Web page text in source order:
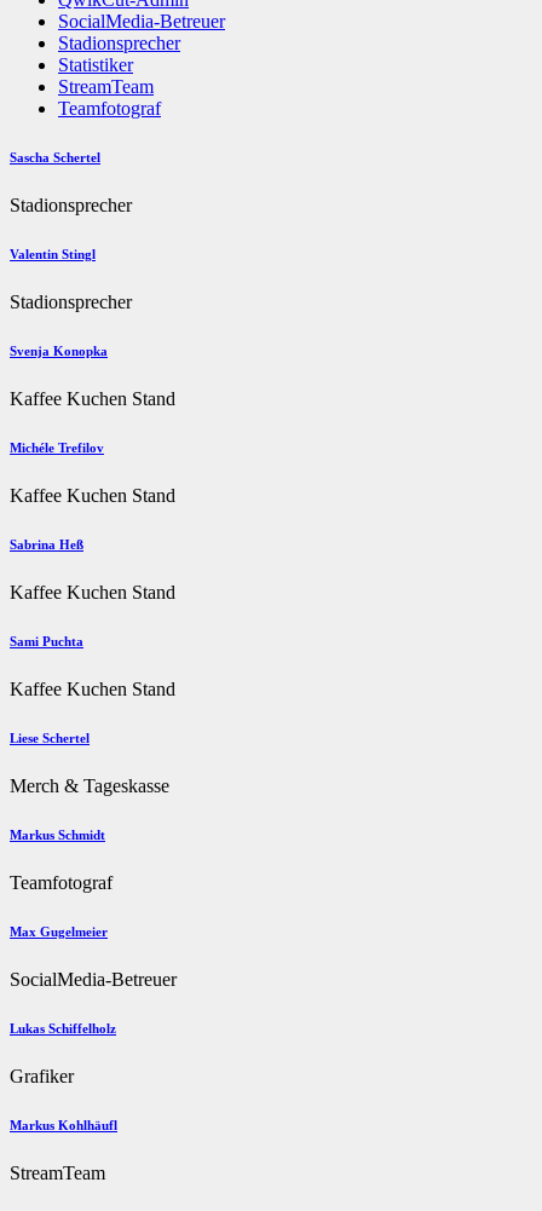
SocialMedia-Betreuer
Stadionsprecher
Statistiker
StreamTeam
Teamfotograf
Sascha Schertel
Stadionsprecher
Valentin Stingl
Stadionsprecher
Svenja Konopka
Kaffee Kuchen Stand
Michéle Trefilov
Kaffee Kuchen Stand
Sabrina Heß
Kaffee Kuchen Stand
Sami Puchta
Kaffee Kuchen Stand
Liese Schertel
Merch & Tageskasse
Markus Schmidt
Teamfotograf
Max Gugelmeier
SocialMedia-Betreuer
Lukas Schiffelholz
Grafiker
Markus Kohlhäufl
StreamTeam